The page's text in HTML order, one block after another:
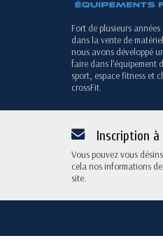
Fort de plusieurs années
dans la vente de
nous avons développé
faire dans l’équipement
sport, espace fitness et
crossFit.
Inscription
Vous pouvez vous
cela nos informations
site.